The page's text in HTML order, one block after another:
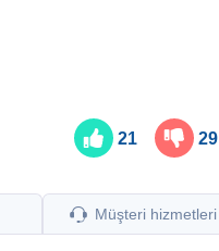
21 29
Müşteri hizmetleri